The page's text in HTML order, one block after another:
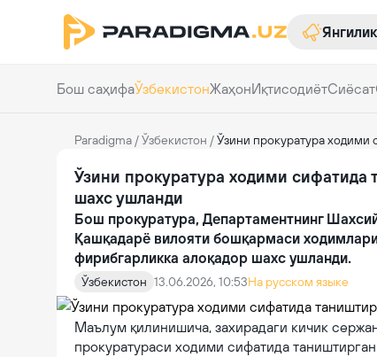
Бош саҳифаЎзбекистонЖаҳонИқтисодиётСиёсат
Paradigma /Ўзбекистон /Ўзини прокуратура ходими
Ўзини прокуратура ходими
шахс ушланди
Бош прокуратура, Департаментнинг
Қашқадарё вилояти бошқармаси
фирибгарликка алоқадор шахс ушланди.
Ўзбекистон 13.06.2026, 10:53На русском языке
Маълум қилинишича, захирадаги кичик
прокуратураси ходими сифатида